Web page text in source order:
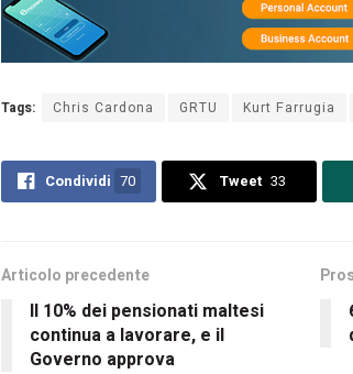
Tags: Chris Cardona GRTU Kurt Farrugia
Condividi 70 Tweet 33
Articolo precedente
Il 10% dei pensionati maltesi
continua a lavorare, e il
Governo approva